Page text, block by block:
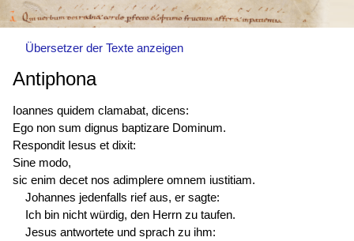
Übersetzer der Texte anzeigen
Antiphona
Ioannes quidem clamabat, dicens:
Ego non sum dignus baptizare Dominum.
Respondit Iesus et dixit:
Sine modo,
sic enim decet nos adimplere omnem iustitiam.
Johannes jedenfalls rief aus, er sagte:
Ich bin nicht würdig, den Herrn zu taufen.
Jesus antwortete und sprach zu ihm: